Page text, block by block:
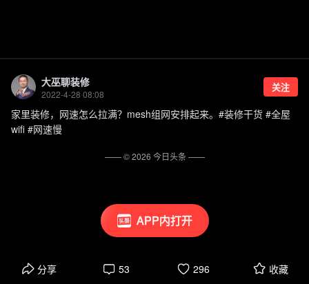
APP内打开
大巫聊装修
2022-4-28 08:08
关注
家里装修，网速怎么拉满？mesh组网安排起来。#装修干货 #全屋
wifi #网速慢
分享 53 296 收藏
—— ©2026 今日头条——